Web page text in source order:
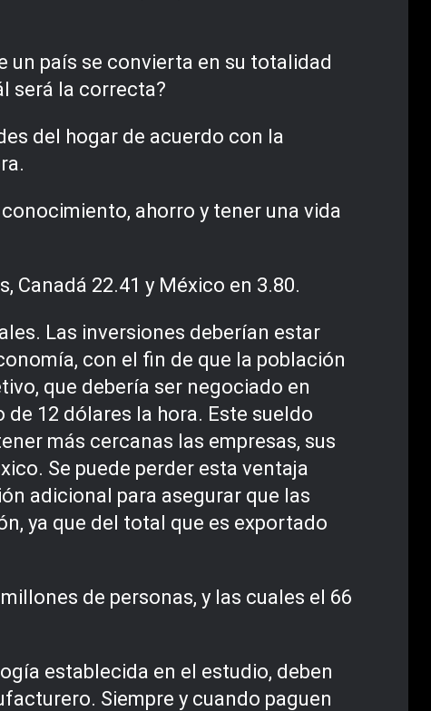
un país se convierta en su totalidad
será la correcta?
del hogar de acuerdo con la
ahorro y tener una vida
Canadá 22.41 y México en 3.80.
Las inversiones deberían estar
con el fin de que la población
que debería ser negociado en
12 dólares la hora. Este sueldo
más cercanas las empresas, sus
Se puede perder esta ventaja
adicional para asegurar que las
ya que del total que es exportado
de personas, y las cuales el 66
establecida en el estudio, deben
Siempre y cuando paguen